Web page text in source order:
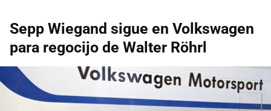
Sepp Wiegand sigue en Volkswagen
para regocijo de Walter Röhrl